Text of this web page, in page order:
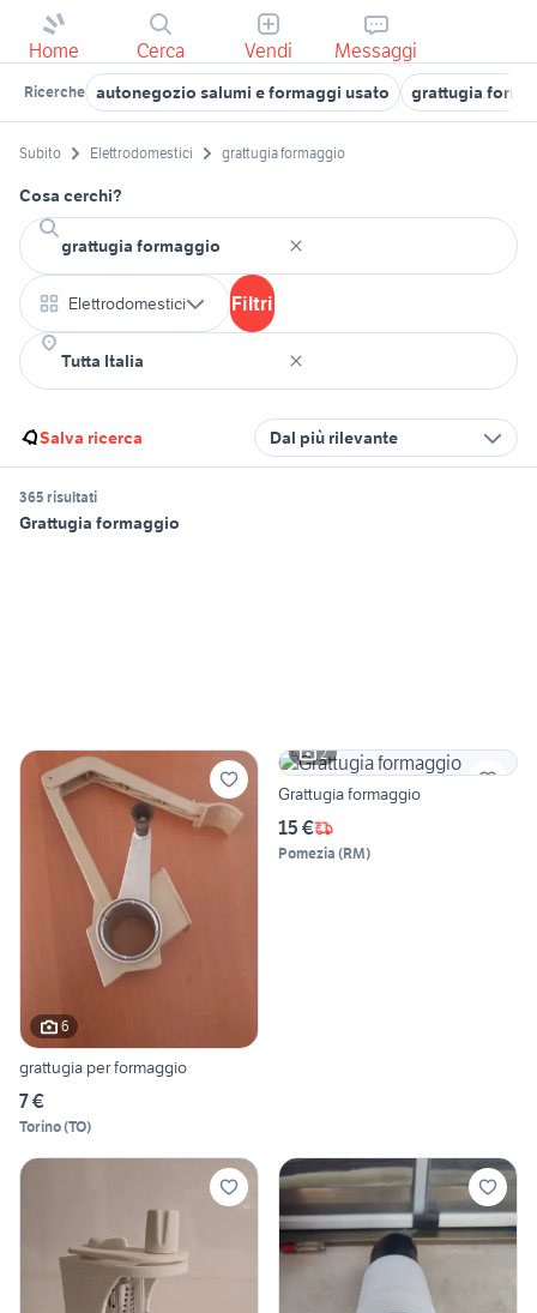
Home Cerca Vendi Messaggi
Ricerche autonegozio salumi e formaggi usato grattugia
Subito Elettrodomestici grattugia formaggio
Cosa cerchi?
Elettrodomestici Filtri
Salva ricerca Dal più rilevante
365 risultati
Grattugia formaggio
6
grattugia per formaggio
7 €
Torino(TO)
2
Grattugia formaggio
15 €
Pomezia (RM)